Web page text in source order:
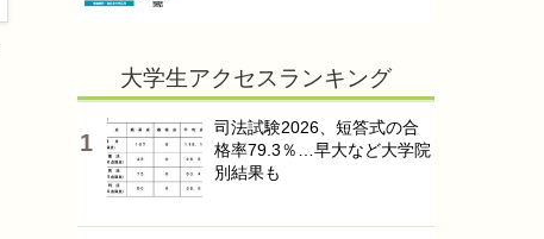
大学生アクセスランキング
司法試験2026、短答式の合
格率79.3％…早大など大学院
別結果も